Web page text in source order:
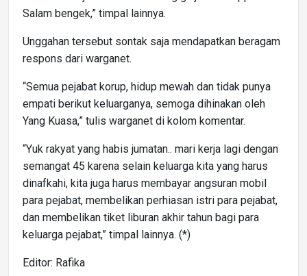
Salam bengek,” timpal lainnya.
Unggahan tersebut sontak saja mendapatkan beragam
respons dari warganet.
“Semua pejabat korup, hidup mewah dan tidak punya
empati berikut keluarganya, semoga dihinakan oleh
Yang Kuasa,” tulis warganet di kolom komentar.
“Yuk rakyat yang habis jumatan.. mari kerja lagi dengan
semangat 45 karena selain keluarga kita yang harus
dinafkahi, kita juga harus membayar angsuran mobil
para pejabat, membelikan perhiasan istri para pejabat,
dan membelikan tiket liburan akhir tahun bagi para
keluarga pejabat,” timpal lainnya. (*)
Editor: Rafika